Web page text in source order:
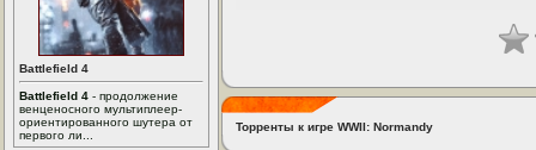
Battlefield 4
Battlefield 4 - продолжение
венценосного мультиплеер-
ориентированного шутера от
первого ли...
Торренты к игре WWII: Normandy